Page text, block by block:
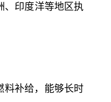
、印度洋等地区执
料补给，能够长时